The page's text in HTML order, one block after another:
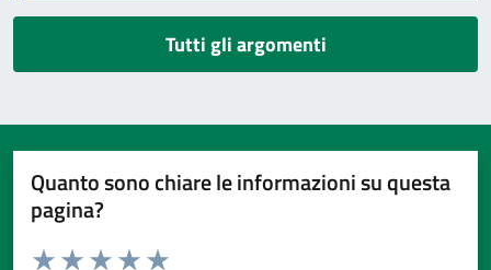
Tutti gli argomenti
Quanto sono chiare le informazioni su questa
pagina?
Valuta da 1 a 5 stelle la pagina